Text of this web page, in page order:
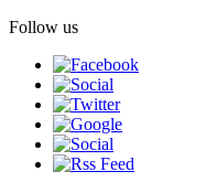
Follow us